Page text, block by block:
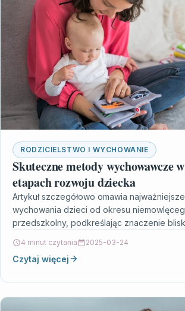
RODZICIELSTWO I WYCHOWANIE
Skuteczne metody wychowawcze
etapach rozwoju dziecka
Artykuł szczegółowo omawia
wychowania dzieci od okresu
przedszkolny, podkreślając znaczenie
skupia…
4 minut czytania 2025-03-24
Czytaj więcej